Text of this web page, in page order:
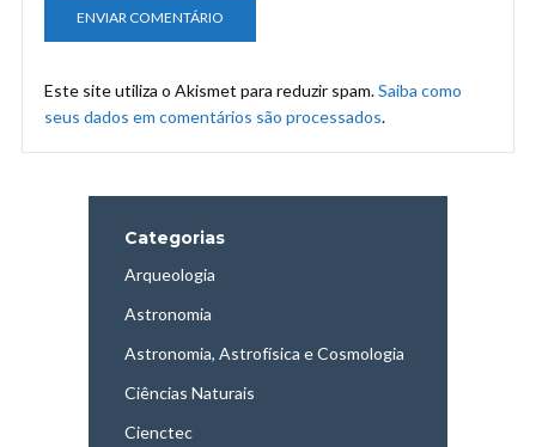
Este site utiliza o Akismet para reduzir spam.Saiba como
seus dados em comentários são processados.
Categorias
Arqueologia
Astronomia
Astronomia, Astrofísica e Cosmologia
Ciências Naturais
Cienctec